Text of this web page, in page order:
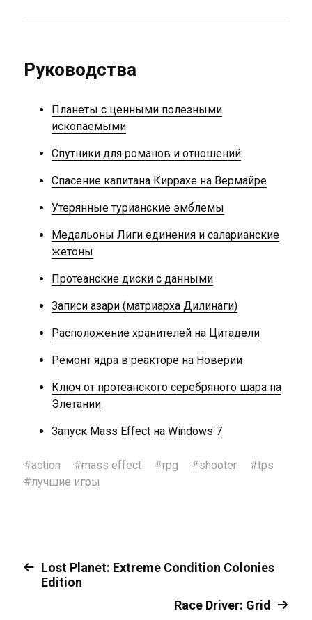
Руководства
Планеты с ценными полезными
ископаемыми
Спутники для романов и отношений
Спасение капитана Киррахе на Вермайре
Утерянные турианские эмблемы
Медальоны Лиги единения и саларианские
жетоны
Протеанские диски с данными
Записи азари (матриарха Дилинаги)
Расположение хранителей на Цитадели
Ремонт ядра в реакторе на Новерии
Ключ от протеанского серебряного шара на
Элетании
Запуск Mass Effect на Windows 7
#action #mass effect #rpg #shooter #tps
#лучшие игры
Lost Planet: Extreme Condition Colonies
Edition
Race Driver: Grid